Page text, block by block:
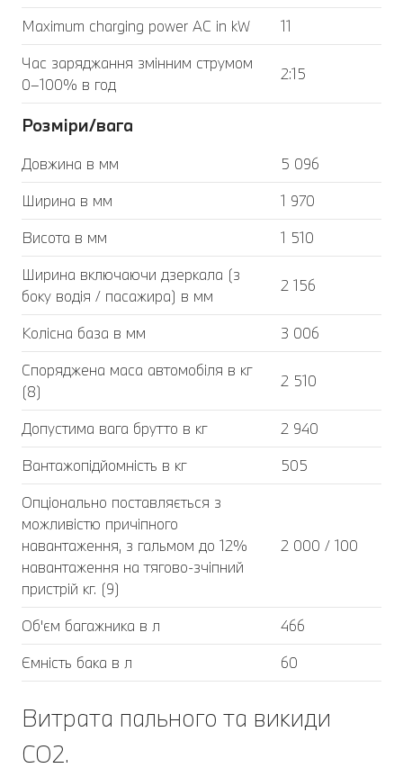
Maximum charging power AC in kW
11
Час заряджання змінним струмом
0–100% в год
2:15
Розміри/вага
Довжина в мм
5 096
Ширина в мм
1 970
Висота в мм
1 510
Ширина включаючи дзеркала (з
боку водія / пасажира) в мм
2 156
Колісна база в мм
3 006
Споряджена маса автомобіля в кг
(8)
2 510
Допустима вага брутто в кг
2 940
Вантажопідйомність в кг
505
Опціонально поставляється з
можливістю причіпного
навантаження, з гальмом до 12%
навантаження на тягово-зчіпний
пристрій кг. (9)
2 000 / 100
Об'єм багажника в л
466
Ємність бака в л
60
Витрата пального та викиди
CO2.